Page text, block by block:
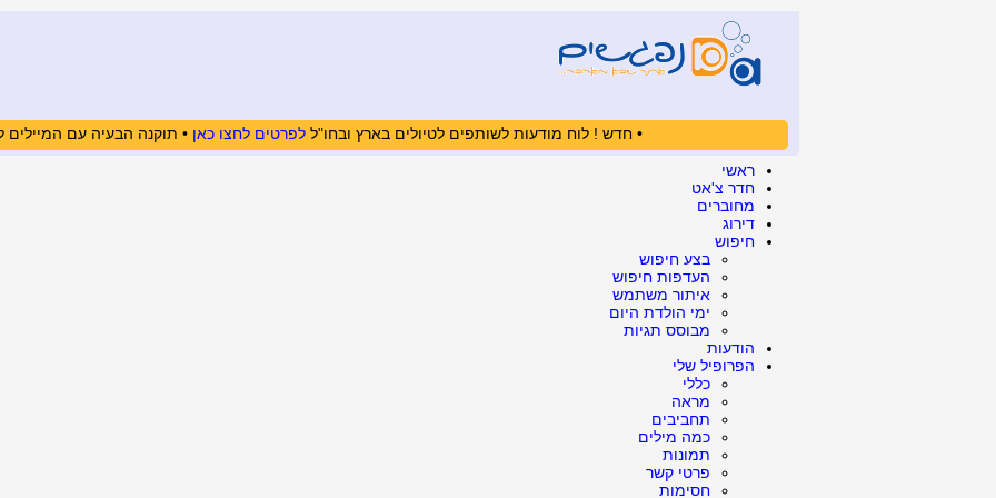
• חדש ! לוח מודעות לשותפים לטיולים בארץ ובחו"ללפרטים לחצו כאן • תוקנה הבעיה עם
ראשי
חדר צ'אט
מחוברים
דירוג
חיפוש
בצע חיפוש
העדפות חיפוש
איתור משתמש
ימי הולדת היום
מבוסס תגיות
הודעות
הפרופיל שלי
כללי
מראה
תחביבים
כמה מילים
תמונות
פרטי קשר
חסימות